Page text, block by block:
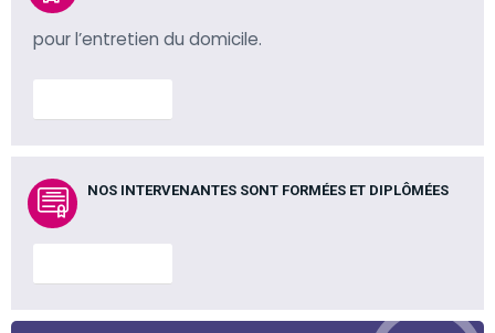
pour l’entretien du domicile.
NOS INTERVENANTES SONT FORMÉES ET DIPLÔMÉES